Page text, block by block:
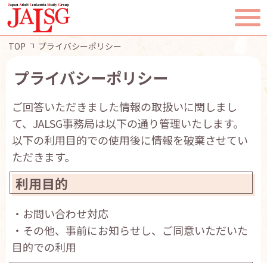
TOP
JALSGとは
活動報告
一般・患者様へ
TOP プライバシーポリシー
プライバシーポリシー
ご回答いただきました情報の取扱いに関しまし
て、JALSG事務局は以下の通り管理いたします。
以下の利用目的での使用後に情報を破棄させてい
ただきます。
利用目的
・お問い合わせ対応
・その他、事前にお知らせし、ご同意いただいた
目的での利用